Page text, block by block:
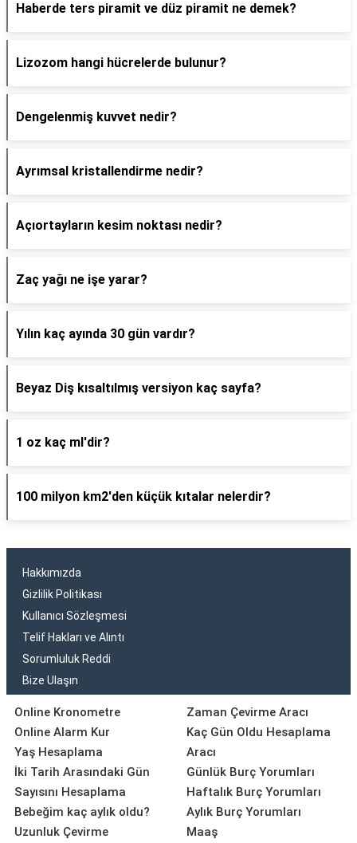
Haberde ters piramit ve düz piramit ne demek?
Lizozom hangi hücrelerde bulunur?
Dengelenmiş kuvvet nedir?
Ayrımsal kristallendirme nedir?
Açıortayların kesim noktası nedir?
Zaç yağı ne işe yarar?
Yılın kaç ayında 30 gün vardır?
Beyaz Diş kısaltılmış versiyon kaç sayfa?
1 oz kaç ml'dir?
100 milyon km2'den küçük kıtalar nelerdir?
Hakkımızda
Gizlilik Politikası
Kullanıcı Sözleşmesi
Telif Hakları ve Alıntı
Sorumluluk Reddi
Bize Ulaşın
Online Kronometre
Online Alarm Kur
Yaş Hesaplama
İki Tarih Arasındaki Gün
Sayısını Hesaplama
Bebeğim kaç aylık oldu?
Uzunluk Çevirme
Zaman Çevirme Aracı
Kaç Gün Oldu Hesaplama
Aracı
Günlük Burç Yorumları
Haftalık Burç Yorumları
Aylık Burç Yorumları
Maaş